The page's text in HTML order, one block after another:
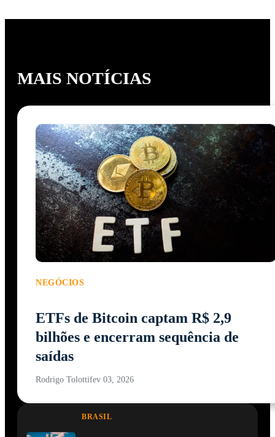
MAIS NOTÍCIAS
NEGÓCIOS
ETFs de Bitcoin captam R$ 2,9
bilhões e encerram sequência de
saídas
Rodrigo Tolottifev 03, 2026
BRASIL